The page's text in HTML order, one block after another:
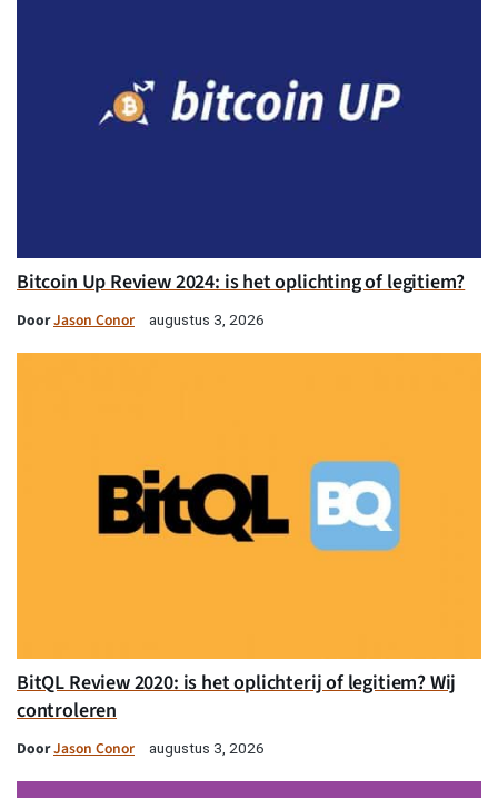
Bitcoin Up Review 2024: is het oplichting of legitiem?
DoorJason Conor augustus 3, 2026
BitQL Review 2020: is het oplichterij of legitiem? Wij
controleren
DoorJason Conor augustus 3, 2026